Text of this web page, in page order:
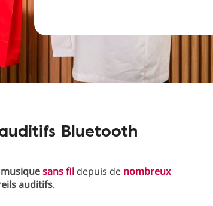
Bluetooth
sans fil depuis de nombreux
auditifs.